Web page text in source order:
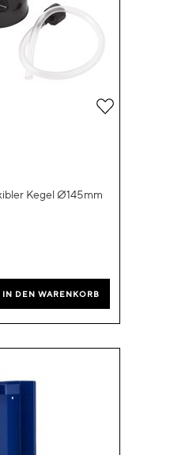
Kegel Ø145mm
IN DEN WARENKORB
Zur